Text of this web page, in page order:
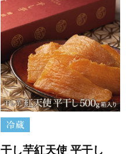
干し芋紅天使 平干し